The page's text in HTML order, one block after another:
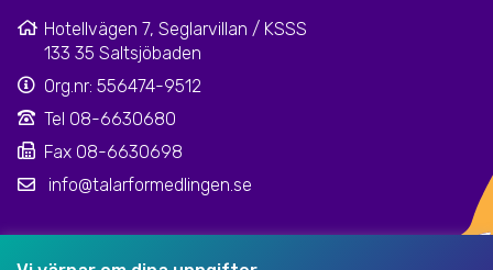
Hotellvägen 7, Seglarvillan / KSSS
133 35 Saltsjöbaden
Org.nr: 556474-9512
Tel 08-6630680
Fax 08-6630698
info@talarformedlingen.se
Klarna kundsupport | Dataskyddsinformation